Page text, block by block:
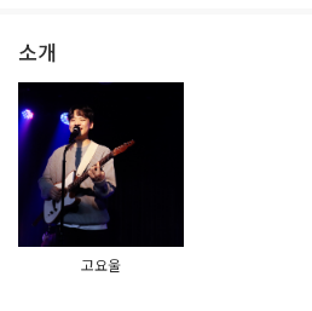
소개
고요울